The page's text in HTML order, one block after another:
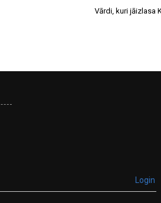
Vārdi, kuri jāizlasa
Login